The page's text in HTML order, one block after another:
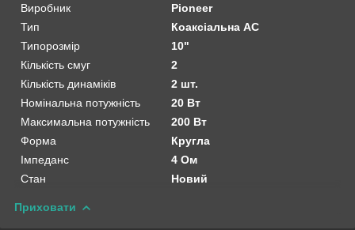
Виробник
Pioneer
Тип
Коаксіальна АС
Типорозмір
10"
Кількість смуг
2
Кількість динаміків
2 шт.
Номінальна потужність
20 Вт
Максимальна потужність
200 Вт
Форма
Кругла
Імпеданс
4 Ом
Стан
Новий
Приховати